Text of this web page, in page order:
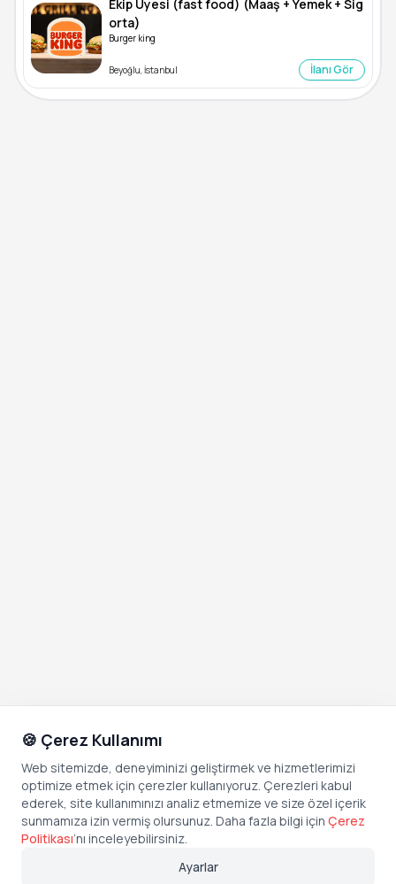
Ekip Üyesi (fast food) (Maaş + Yemek + Sig
orta)
Burger king
Beyoğlu, İstanbul İlanı Gör
🍪 Çerez Kullanımı
Web sitemizde, deneyiminizi geliştirmek ve hizmetlerimizi
optimize etmek için çerezler kullanıyoruz. Çerezleri kabul
ederek, site kullanımınızı analiz etmemize ve size özel içerik
sunmamıza izin vermiş olursunuz. Daha fazla bilgi için Çerez
Politikası’nı inceleyebilirsiniz.
Ayarlar